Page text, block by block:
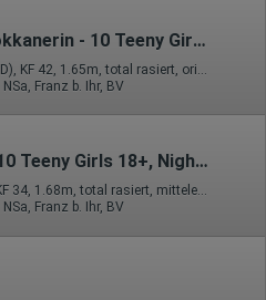
Add-ons
Suchmaschine oder
er auf weitere Seiten des
verlassen?
Latifa Marokkanerin - 10 Teeny Girls 18+, Night and Day
Franz b. Ihr, BV
Elisabeth - 10 Teeny Girls 18+, Night and Dayeöffnet
23 Jahre, 80C, KF 34, 1.68m, total rasiert, mitteleuropäisch
Franz b. Ihr, BV